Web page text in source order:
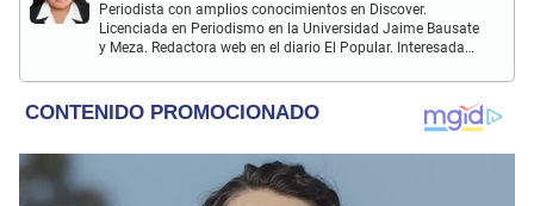
Periodista con amplios conocimientos en Discover.
Licenciada en Periodismo en la Universidad Jaime Bausate
y Meza. Redactora web en el diario El Popular. Interesada
internacional; tendencias, películas y series.